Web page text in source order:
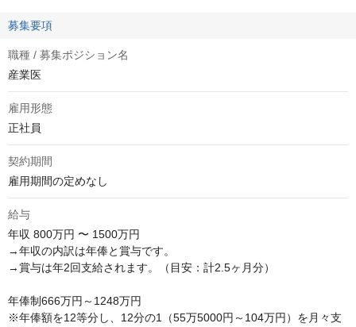
募集要項
職種 / 募集ポジション名
産業医
雇用形態
正社員
契約期間
雇用期間の定めなし
給与
年収 800万円 〜 1500万円
→年収の内訳は年俸と賞与です。
→賞与は年2回支給されます。（目安：計2.5ヶ月分）
年俸制666万円～1248万円
※年俸額を12等分し、12分の1（55万5000円～104万円）を月々支